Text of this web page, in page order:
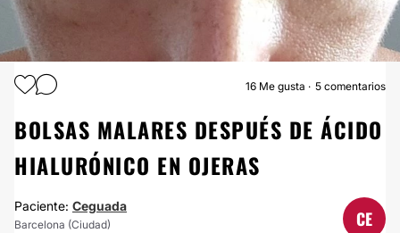
ÁCIDO HIALURÓNICO
16 Me gusta 5 comentarios
BOLSAS MALARES DESPUÉS DE ÁCIDO
HIALURÓNICO EN OJERAS
Paciente: Ceguada
Barcelona (Ciudad) CE